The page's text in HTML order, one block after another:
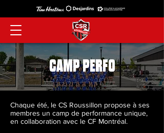
CAMPPERFO
Chaque été, le CS Roussillon propose à ses
membres un camp de performance unique,
en collaboration avec le CF Montréal.